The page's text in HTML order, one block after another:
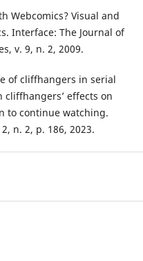
Webcomics? Visual and
Interface: The Journal of
v. 9, n. 2, 2009.
of cliffhangers in serial
effects on
to continue watching.
n. 2, p. 186, 2023.